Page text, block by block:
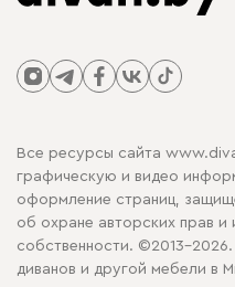
Все ресурсы сайта
графическую и видео
оформление страниц,
об охране авторских прав и
собственности. ©2013-
диванов и другой мебели в